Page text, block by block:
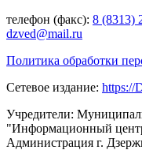
телефон (факс): 8 (8313)
dzved@mail.ru
Политика обработки
Сетевое издание: https://
Учредители:
"Информационный
Администрация г.